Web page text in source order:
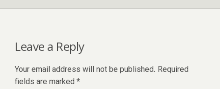
Leave a Reply
Your email address will not be published. Required
fields are marked *